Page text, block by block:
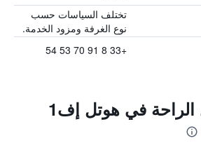
تختلف السياسات حسب
نوع الغرفة ومزود الخدمة.
+33 8 91 70 53 54
المزايا ووسائل الراحة في هوتل إف1